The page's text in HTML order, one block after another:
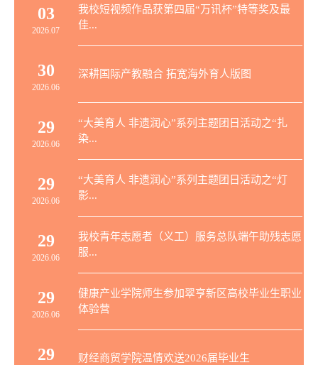
03
2026.07
我校短视频作品获第四届“万讯杯”特等奖及最
佳...
30
2026.06
深耕国际产教融合 拓宽海外育人版图
29
2026.06
“大美育人 非遗润心”系列主题团日活动之“扎
染...
29
2026.06
“大美育人 非遗润心”系列主题团日活动之“灯
影...
29
2026.06
我校青年志愿者（义工）服务总队端午助残志愿
服...
29
2026.06
健康产业学院师生参加翠亨新区高校毕业生职业
体验营
29 财经商贸学院温情欢送2026届毕业生